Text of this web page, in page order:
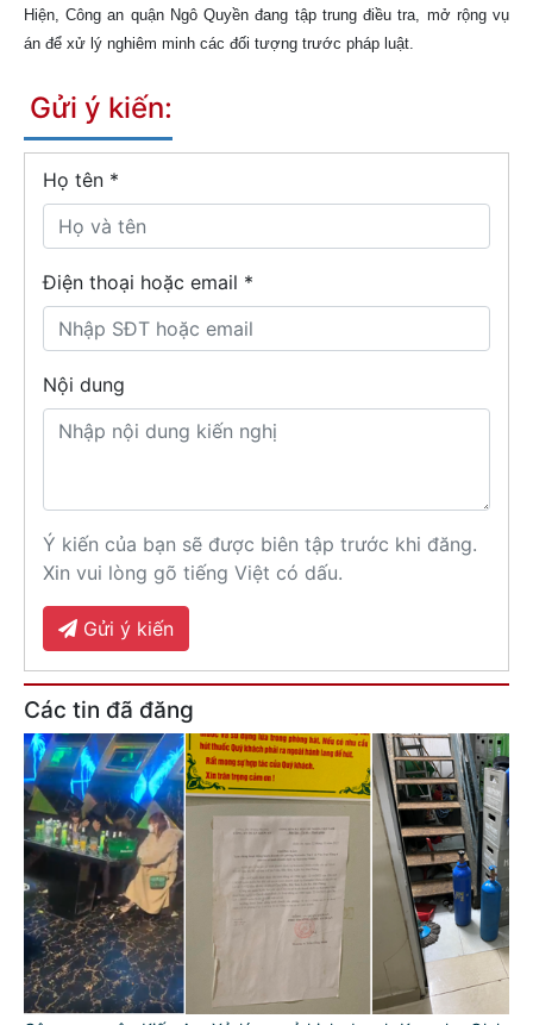
Hiện, Công an quận Ngô Quyền đang tập trung điều tra, mở rộng vụ
án để xử lý nghiêm minh các đối tượng trước pháp luật.
Gửi ý kiến:
Họ tên *
Điện thoại hoặc email *
Nội dung
Ý kiến của bạn sẽ được biên tập trước khi đăng.
Xin vui lòng gõ tiếng Việt có dấu.
Gửi ý kiến
Các tin đã đăng